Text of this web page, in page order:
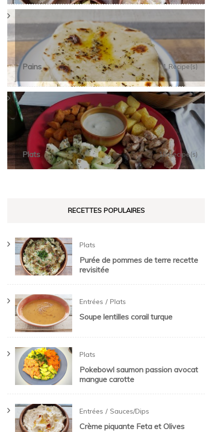
Pains 1 Recipe(s)
Plats 18 Recipe(s)
RECETTES POPULAIRES
Plats
Purée de pommes de terre recette
revisitée
Entrées Plats
Soupe lentilles corail turque
Plats
Pokebowl saumon passion avocat
mangue carotte
Entrées Sauces/Dips
Crème piquante Feta et Olives